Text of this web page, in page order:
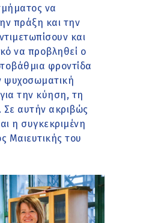
να
πράξη και την
και
να προβληθεί ο
φροντίδα
ψυχοσωματική
την κύηση, τη
Σε αυτήν ακριβώς
η συγκεκριμένη
Μαιευτικής του